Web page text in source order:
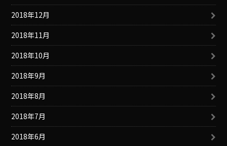
2018年12月
2018年11月
2018年10月
2018年9月
2018年8月
2018年7月
2018年6月